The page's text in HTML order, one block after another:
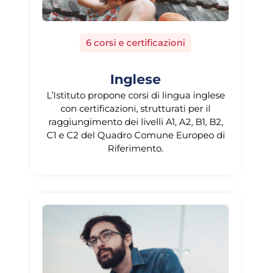
6 corsi e certificazioni
Inglese
L’Istituto propone corsi di lingua inglese
con certificazioni, strutturati per il
raggiungimento dei livelli A1, A2, B1, B2,
C1 e C2 del Quadro Comune Europeo di
Riferimento.